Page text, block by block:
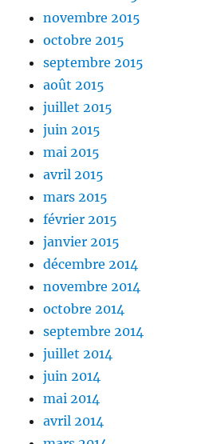
novembre 2015
octobre 2015
septembre 2015
août 2015
juillet 2015
juin 2015
mai 2015
avril 2015
mars 2015
février 2015
janvier 2015
décembre 2014
novembre 2014
octobre 2014
septembre 2014
juillet 2014
juin 2014
mai 2014
avril 2014